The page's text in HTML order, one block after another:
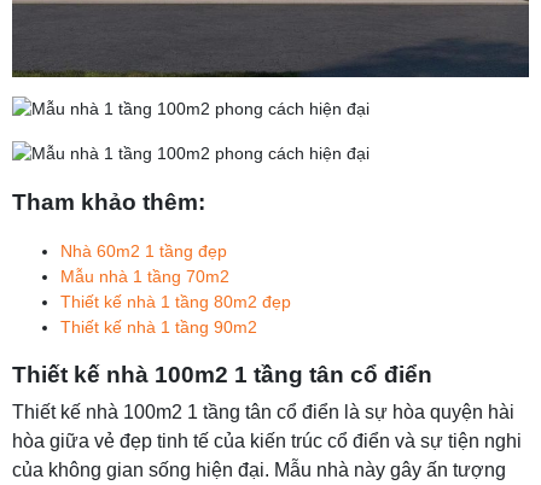
Tham khảo thêm:
Nhà 60m2 1 tầng đẹp
Mẫu nhà 1 tầng 70m2
Thiết kế nhà 1 tầng 80m2 đẹp
Thiết kế nhà 1 tầng 90m2
Thiết kế nhà 100m2 1 tầng tân cổ điển
Thiết kế nhà 100m2 1 tầng tân cổ điển là sự hòa quyện hài
hòa giữa vẻ đẹp tinh tế của kiến trúc cổ điển và sự tiện nghi
của không gian sống hiện đại. Mẫu nhà này gây ấn tượng